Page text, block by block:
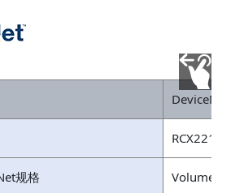
DeviceNet网
RCX221/
规格 Volume 1